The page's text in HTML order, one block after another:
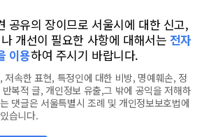
공유의 장이므로 서울시에 대한 신고,
개선이 필요한 사항에 대해서는 전자
이용하여 주시기 바랍니다.
저속한 표현, 특정인에 대한 비방, 명예훼손, 정
복적 글, 개인정보 유출,그 밖에 공익을 저해하
댓글은 서울특별시 조례 및 개인정보보호법에
습니다.